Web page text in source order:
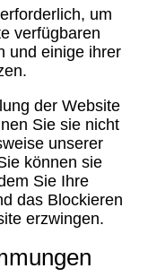
um
verfügbaren
und einige ihrer
der Website
Sie sie nicht
unserer
können sie
Sie Ihre
das Blockieren
erzwingen.